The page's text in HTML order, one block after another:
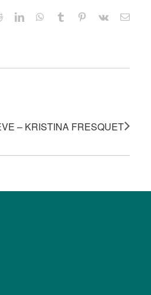
RedditLinkedInWhatsApp
Tumblr Pinterest
Vk
Correo
– KRISTINA FRESQUET